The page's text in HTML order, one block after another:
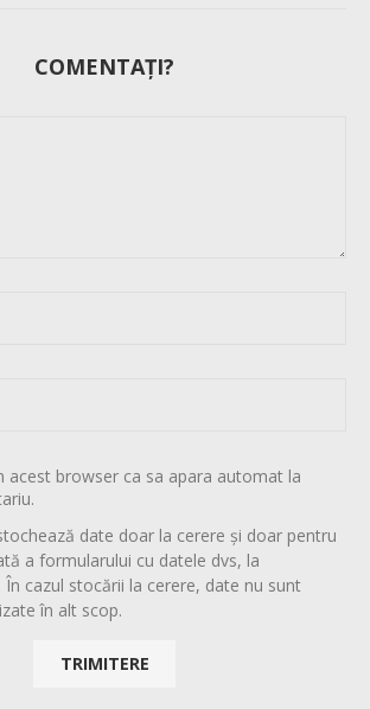
COMENTAȚI?
acest browser ca sa apara automat la
date doar la cerere și doar pentru
a formularului cu datele dvs, la
cazul stocării la cerere, date nu sunt
în alt scop.